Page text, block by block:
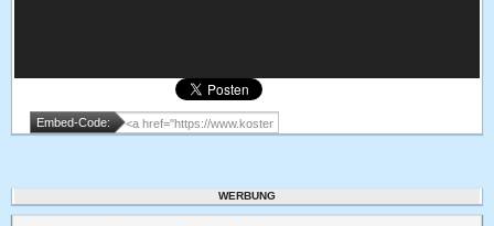
Embed-Code:
WERBUNG